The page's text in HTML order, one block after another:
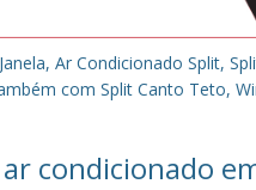
Ar Condicionado Split,
com Split Canto Teto,
condicionado